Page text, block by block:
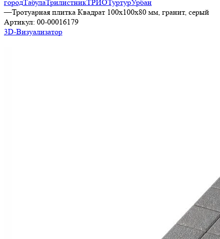
городТабулаТрилистникТРИОТуртурУрбан
—Тротуарная плитка Квадрат 100х100х80 мм, гранит, серый
Артикул: 00-00016179
3D-Визуализатор